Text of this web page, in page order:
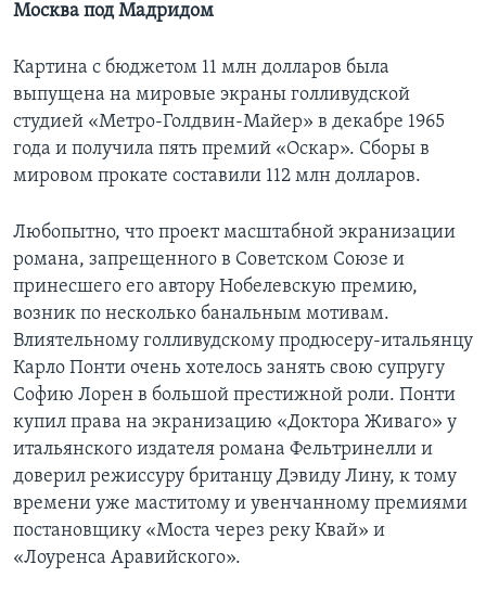
Москва под Мадридом
Картина с бюджетом 11 млн долларов была
выпущена на мировые экраны голливудской
студией «Метро-Голдвин-Майер» в декабре 1965
года и получила пять премий «Оскар». Cборы в
мировом прокате составили 112 млн долларов.
Любопытно, что проект масштабной экранизации
романа, запрещенного в Советском Союзе и
принесшего его автору Нобелевскую премию,
возник по несколько банальным мотивам.
Влиятельному голливудскому продюсеру-итальянцу
Карло Понти очень хотелось занять свою супругу
Софию Лорен в большой престижной роли. Понти
купил права на экранизацию «Доктора Живаго» у
итальянского издателя романа Фельтринелли и
доверил режиссуру британцу Дэвиду Лину, к тому
времени уже маститому и увенчанному премиями
постановщику «Моста через реку Квай» и
«Лоуренса Аравийского».